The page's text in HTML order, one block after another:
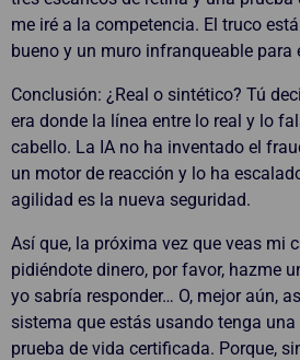
me iré a la competencia. El truco
bueno y un muro infranqueable para
Conclusión: ¿Real o sintético? Tú
era donde la línea entre lo real y lo
cabello. La IA no ha inventado el
un motor de reacción y lo ha
agilidad es la nueva seguridad.
Así que, la próxima vez que veas mi
pidiéndote dinero, por favor, hazme
yo sabría responder… O, mejor aún,
sistema que estás usando tenga
prueba de vida certificada. Porque,